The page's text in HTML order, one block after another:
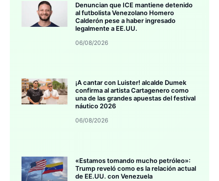
Denuncian que ICE mantiene detenido
al futbolista Venezolano Homero
Calderón pese a haber ingresado
legalmente a EE.UU.
06/08/2026
¡A cantar con Luister! alcalde Dumek
confirma al artista Cartagenero como
una de las grandes apuestas del festival
náutico 2026
06/08/2026
«Estamos tomando mucho petróleo»:
Trump reveló como es la relación actual
de EE.UU. con Venezuela